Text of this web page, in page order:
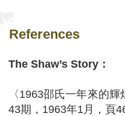
References
The Shaw’s Story：
〈1963邵氏一年來的
43期，1963年1月，頁46